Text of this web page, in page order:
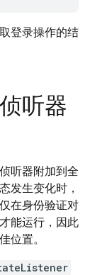
登录操作的结
听器
听器附加到全
发生变化时，
在身份验证对
能运行，因此
位置。